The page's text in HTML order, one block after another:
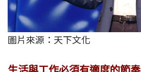
圖片來源：天下文化